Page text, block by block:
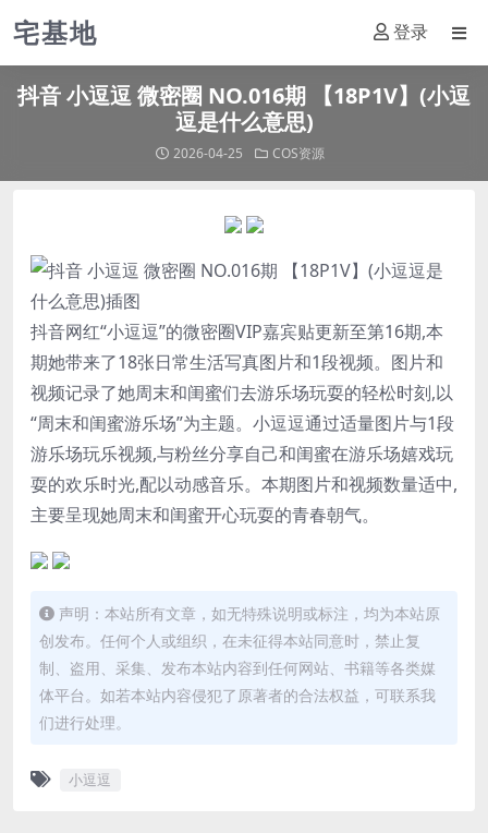
宅基地 登录
抖音 小逗逗 微密圈 NO.016期 【18P1V】(小逗
逗是什么意思)
2026-04-25 COS资源
抖音网红“小逗逗”的微密圈VIP嘉宾贴更新至第16期,本
期她带来了18张日常生活写真图片和1段视频。图片和
视频记录了她周末和闺蜜们去游乐场玩耍的轻松时刻,以
“周末和闺蜜游乐场”为主题。 小逗逗通过适量图片与1段
游乐场玩乐视频,与粉丝分享自己和闺蜜在游乐场嬉戏玩
耍的欢乐时光,配以动感音乐。本期图片和视频数量适中,
主要呈现她周末和闺蜜开心玩耍的青春朝气。
声明：本站所有文章，如无特殊说明或标注，均为本站原
创发布。任何个人或组织，在未征得本站同意时，禁止复
制、盗用、采集、发布本站内容到任何网站、书籍等各类媒
体平台。如若本站内容侵犯了原著者的合法权益，可联系我
们进行处理。
小逗逗